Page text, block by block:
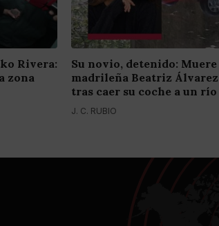
Rivera:
zona
Su novio, detenido:
madrileña Beatriz
tras caer su coche a un río
J. C. RUBIO